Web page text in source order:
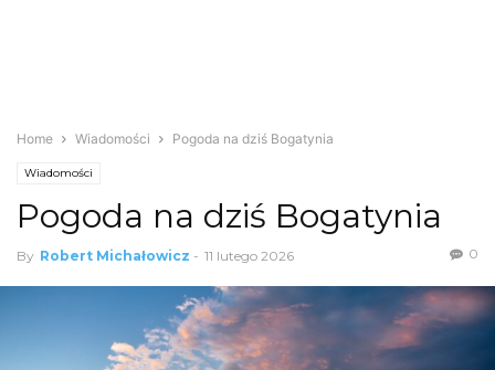
Home Wiadomości Pogoda na dziś Bogatynia
Wiadomości
Pogoda na dziś Bogatynia
By Robert Michałowicz - 11 lutego 2026 0